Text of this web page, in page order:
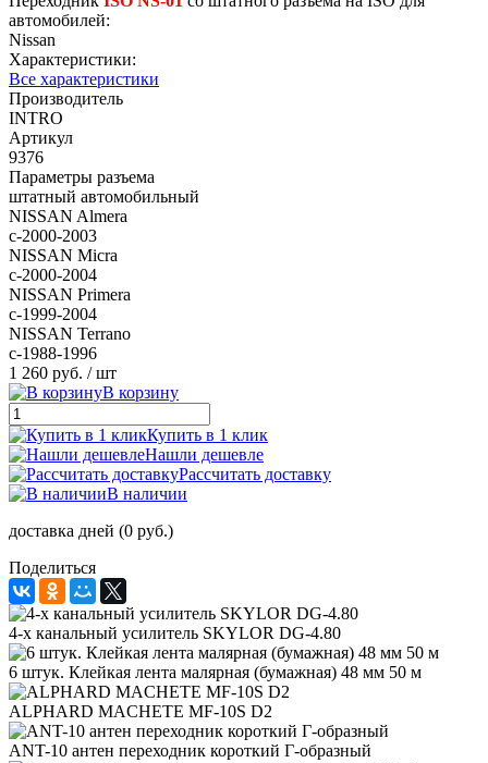
автомобилей:
Nissan
Характеристики:
Все характеристики
Производитель
INTRO
Артикул
9376
Параметры разъема
штатный автомобильный
NISSAN Almera
с-2000-2003
NISSAN Micra
с-2000-2004
NISSAN Primera
с-1999-2004
NISSAN Terrano
с-1988-1996
1 260 руб. / шт
В корзину
Купить в 1 клик
Нашли дешевле
Рассчитать доставку
В наличии
доставка дней (0 руб.)
Поделиться
4-х канальный усилитель SKYLOR DG-4.80
6 штук. Клейкая лента малярная (бумажная) 48 мм 50 м
ALPHARD MACHETE MF-10S D2
ANT-10 антен переходник короткий Г-образный